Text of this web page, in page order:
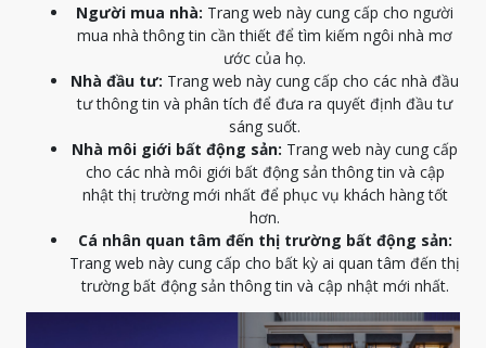
Người mua nhà: Trang web này cung cấp cho người
mua nhà thông tin cần thiết để tìm kiếm ngôi nhà mơ
ước của họ.
Nhà đầu tư: Trang web này cung cấp cho các nhà đầu
tư thông tin và phân tích để đưa ra quyết định đầu tư
sáng suốt.
Nhà môi giới bất động sản: Trang web này cung cấp
cho các nhà môi giới bất động sản thông tin và cập
nhật thị trường mới nhất để phục vụ khách hàng tốt
hơn.
Cá nhân quan tâm đến thị trường bất động sản:
Trang web này cung cấp cho bất kỳ ai quan tâm đến thị
trường bất động sản thông tin và cập nhật mới nhất.